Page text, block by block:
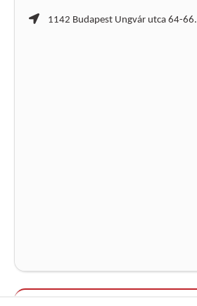
1142 Budapest Ungvár utca 64-66.